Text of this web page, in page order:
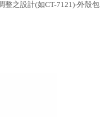
整之設計(如CT-7121)‧外殼包